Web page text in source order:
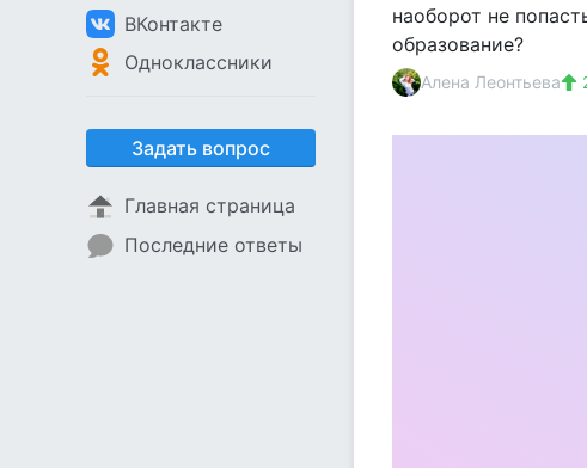
ВКонтакте
Одноклассники
Задать вопрос
Главная страница
Последние ответы
наоборот не
образование?
Алена Леонтьева